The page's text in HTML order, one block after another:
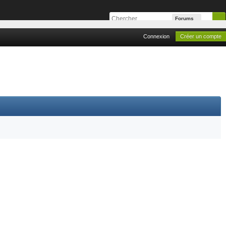
Forums
Connexion Créer un compte